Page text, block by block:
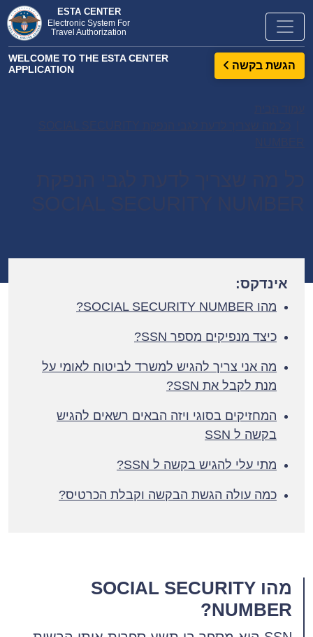
הגשת בקשה
WELCOME TO THE ESTA CENTER
APPLICATION
ESTA CENTER
Electronic System For
Travel Authorization
אינדקס:
מהו SOCIAL SECURITY NUMBER?
כיצד מנפיקים מספר SSN?
מה אני צריך להגיש למשרד לביטוח לאומי על
מנת לקבל את SSN?
המחזיקים בסוגי ויזה הבאים רשאים להגיש
בקשה ל SSN
מתי עלי להגיש בקשה ל SSN?
כמה עולה הגשת הבקשה וקבלת הכרטיס?
מהו SOCIAL SECURITY
NUMBER?